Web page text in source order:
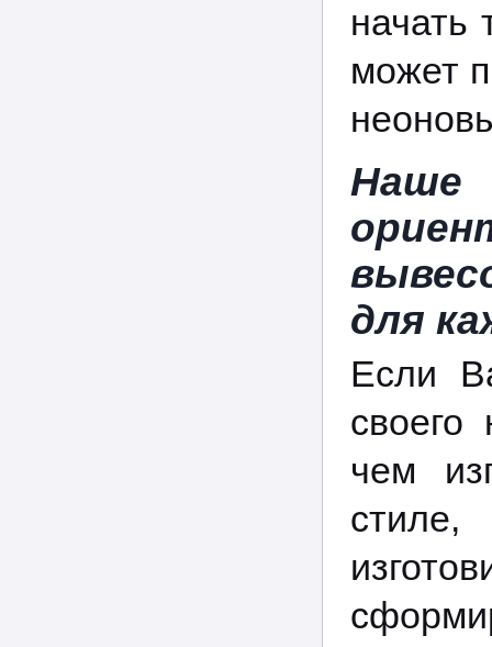
начать
может
для
Если
чем